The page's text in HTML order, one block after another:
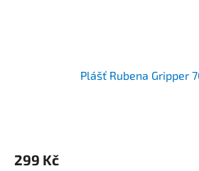
Plášť Rubena Gripper
299 Kč